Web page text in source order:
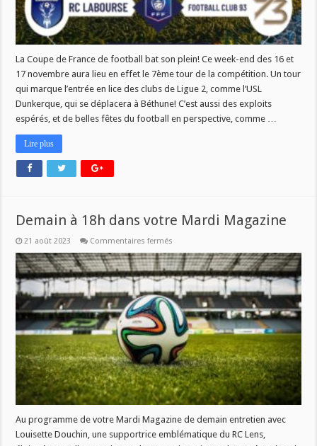
La Coupe de France de football bat son plein! Ce week-end des 16 et
17 novembre aura lieu en effet le 7ème tour de la compétition. Un tour
qui marque l’entrée en lice des clubs de Ligue 2, comme l’USL
Dunkerque, qui se déplacera à Béthune! C’est aussi des exploits
espérés, et de belles fêtes du football en perspective, comme …
Lire plus
Demain à 18h dans votre Mardi Magazine
21 août 2023 Commentaires fermés
à
18h
dans
votre
Mardi
Magazine
Au programme de votre Mardi Magazine de demain entretien avec
Louisette Douchin, une supportrice emblématique du RC Lens,